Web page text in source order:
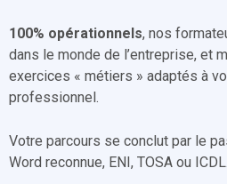
100% opérationnels, nos
dans le monde de l’entreprise, et
exercices « métiers » adaptés à
professionnel.
Votre parcours se conclut par le
Word reconnue, ENI, TOSA ou ICDL.